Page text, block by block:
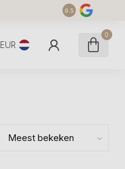
9.5
EUR
0